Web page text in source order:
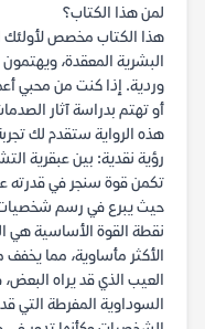
لمن هذا الكتاب؟
هذا الكتاب مخصص لأولئك
البشرية المعقدة، ويهتمون
وردية. إذا كنت من محبي
أو تهتم بدراسة آثار
هذه الرواية ستقدم لك
رؤية نقدية: بين عبقرية
تكمن قوة سنجر في قدرته
حيث يبرع في رسم شخصيات
نقطة القوة الأساسية هي
الأكثر مأساوية، مما يخفف
العيب الذي قد يراه
السوداوية المفرطة التي